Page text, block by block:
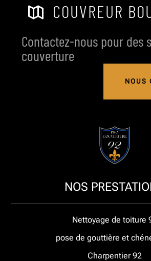
COUVREUR
Contactez-nous pour des
couverture
NOUS
NOS
Nettoyage de toiture
pose de gouttière et
Charpentier 92